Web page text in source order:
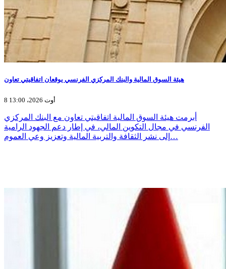
هيئة السوق المالية والبنك المركزي الفرنسي يوقعان اتفاقيتي تعاون
8 أوت 2026، 13:00
أبرمت هيئة السوق المالية اتفاقيتي تعاون مع البنك المركزي
الفرنسي في مجال التكوين المالي، في إطار دعم الجهود الرامية
إلى نشر الثقافة والتربية المالية وتعزيز وعي العموم…